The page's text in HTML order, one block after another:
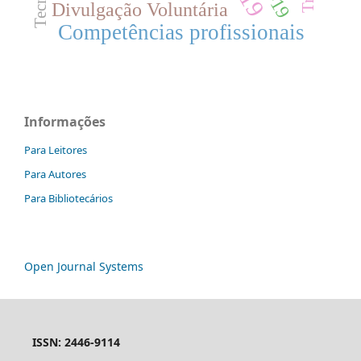
Competências profissionais
Divulgação Voluntária
Informações
Para Leitores
Para Autores
Para Bibliotecários
Open Journal Systems
ISSN: 2446-9114